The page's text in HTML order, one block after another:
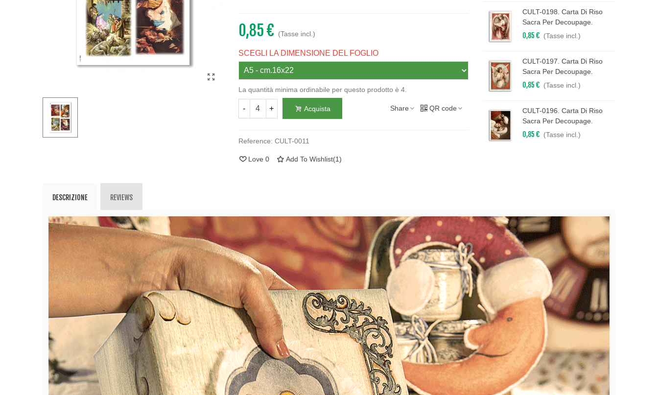
0,85 € (Tasse incl.)
SCEGLI LA DIMENSIONE DEL FOGLIO
La quantità minima ordinabile per questo prodotto è 4.
- + Acquista Share QR code
Reference: CULT-0011
Love 0 Add To Wishlist(1)
CULT-0198. Carta Di Riso
Sacra Per Decoupage.
0,85 € (Tasse incl.)
CULT-0197. Carta Di Riso
Sacra Per Decoupage.
0,85 € (Tasse incl.)
CULT-0196. Carta Di Riso
Sacra Per Decoupage.
0,85 € (Tasse incl.)
DESCRIZIONE REVIEWS